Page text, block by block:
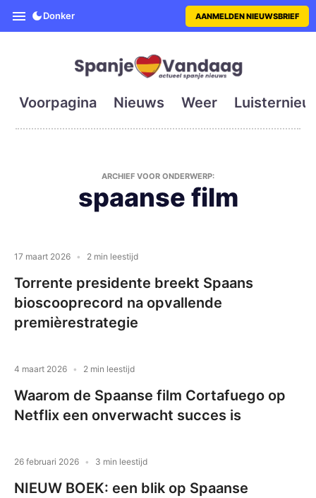
SpanjeVandaag is de eerste
Donker AANMELDEN NIEUWSBRIEF
Voorpagina Nieuws Weer
ARCHIEF VOOR ONDERWERP:
spaanse film
17 maart 2026 2 min leestijd
Torrente presidente breekt Spaans
bioscooprecord na opvallende
premièrestrategie
4 maart 2026 2 min leestijd
Waarom de Spaanse film Cortafuego op
Netflix een onverwacht succes is
26 februari 2026 3 min leestijd
NIEUW BOEK: een blik op Spaanse